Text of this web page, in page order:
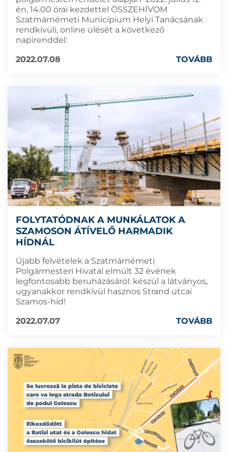
én, 14.00 órai kezdettel ÖSSZEHÍVOM
Szatmárnémeti Municípium Helyi Tanácsának
rendkívüli, online ülését a következő
napirenddel:
2022.07.08
TOVÁBB
FOLYTATÓDNAK A MUNKÁLATOK A
SZAMOSON ÁTÍVELŐ HARMADIK
HÍDNÁL
Újabb felvételek a Szatmárnémeti
Polgármesteri Hivatal elmúlt 32 évének
legfontosabb beruházásáról: készül a látványos,
ugyanakkor rendkívül hasznos Strand utcai
Szamos-híd!
2022.07.07
TOVÁBB